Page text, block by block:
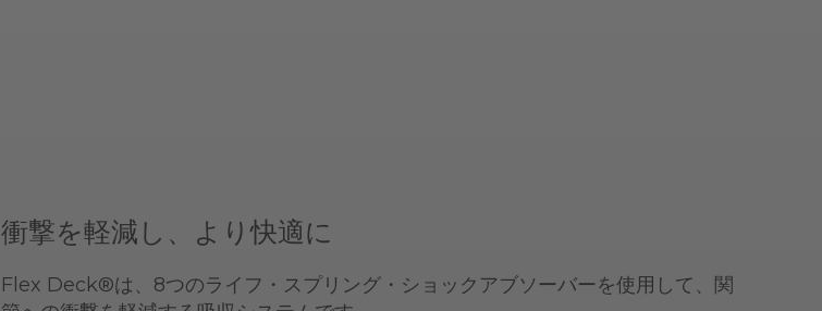
衝撃を軽減し、より快適に
Flex Deck®は、8つのライフ・スプリング・ショックアブソーバーを使用して、関